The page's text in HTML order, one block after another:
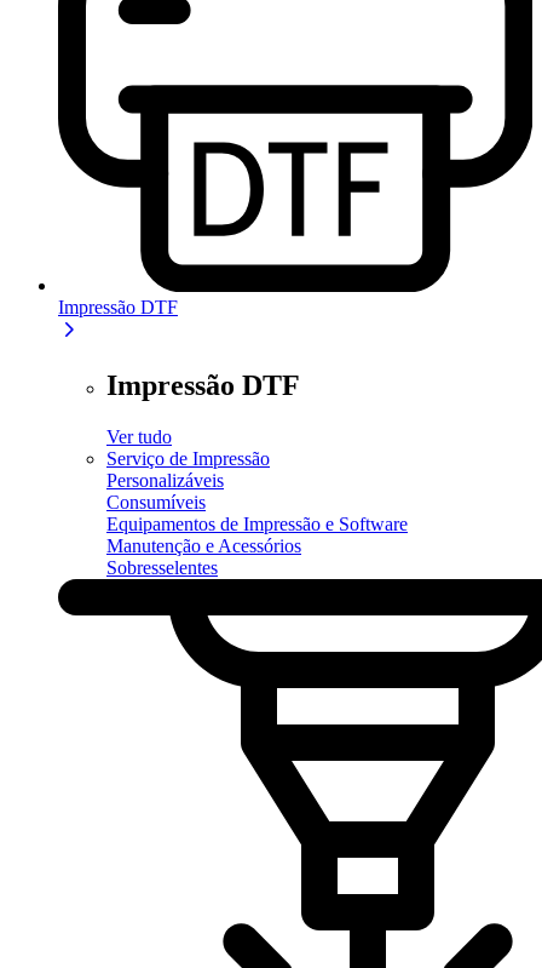
Impressão DTF
Impressão DTF
Ver tudo
Serviço de Impressão
Personalizáveis
Consumíveis
Equipamentos de Impressão e Software
Manutenção e Acessórios
Sobresselentes